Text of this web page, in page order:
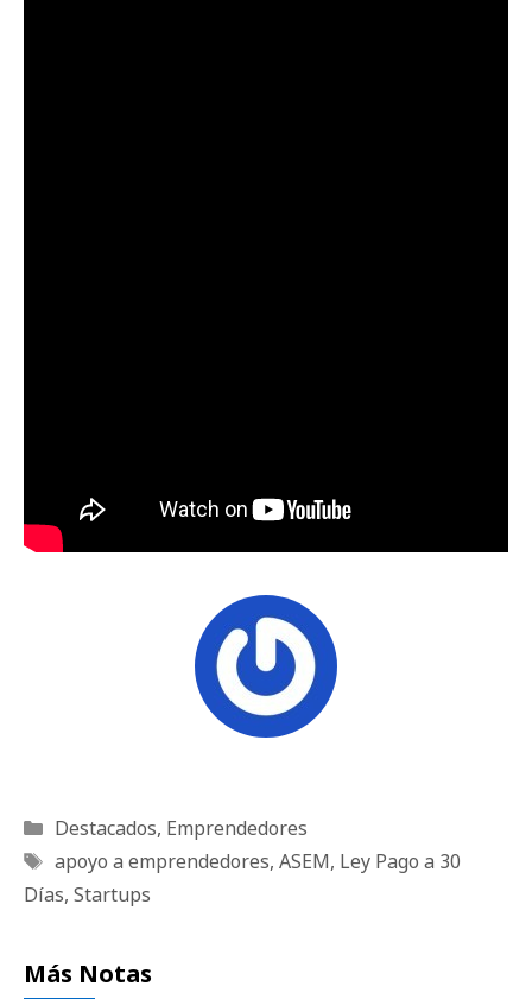
Categorías
Destacados, Emprendedores
Etiquetas
apoyo a emprendedores, ASEM, Ley Pago a 30
Días, Startups
Más Notas